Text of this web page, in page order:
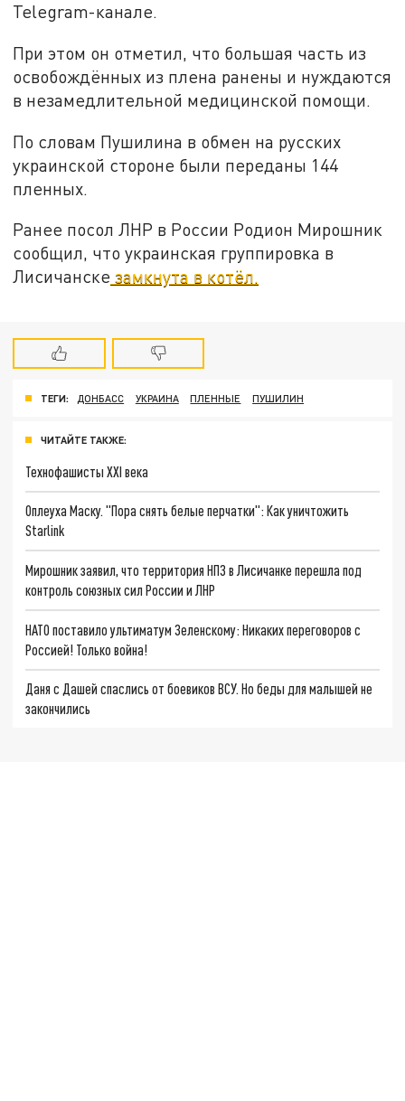
Telegram-канале.
При этом он отметил, что большая часть из
освобождённых из плена ранены и нуждаются
в незамедлительной медицинской помощи.
По словам Пушилина в обмен на русских
украинской стороне были переданы 144
пленных.
Ранее посол ЛНР в России Родион Мирошник
сообщил, что украинская группировка в
Лисичанске замкнута в котёл.
ТЕГИ: ДОНБАСС УКРАИНА ПЛЕННЫЕ ПУШИЛИН
ЧИТАЙТЕ ТАКЖЕ:
Технофашисты XXI века
Оплеуха Маску. "Пора снять белые перчатки": Как уничтожить
Starlink
Мирошник заявил, что территория НПЗ в Лисичанке перешла под
контроль союзных сил России и ЛНР
НАТО поставило ультиматум Зеленскому: Никаких переговоров с
Россией! Только война!
Даня с Дашей спаслись от боевиков ВСУ. Но беды для малышей не
закончились